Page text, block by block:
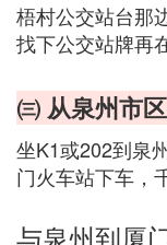
梧村公交站台那
找下公交站牌再
㈢ 从泉州市
坐K1或202到泉
门火车站下车，
与泉州到厦